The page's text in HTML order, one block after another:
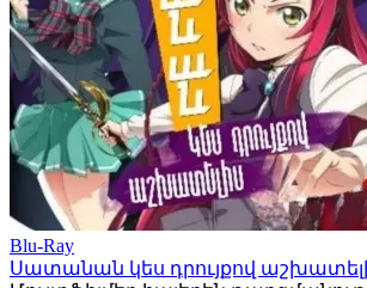
Blu-Ray
Սատանան կես դրույքով